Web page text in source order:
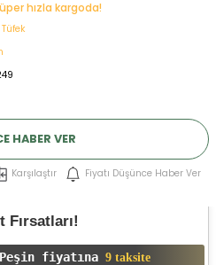
hızla kargoda!
HABER VER
Karşılaştır Fiyatı Düşünce Haber Ver
Fırsatları!
Peşin fiyatına 9 taksite